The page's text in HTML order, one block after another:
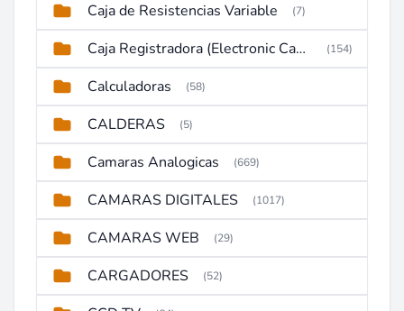
Caja de Resistencias Variable (7)
Caja Registradora (Electronic Cash Register) (154)
Calculadoras (58)
CALDERAS (5)
Camaras Analogicas (669)
CAMARAS DIGITALES (1017)
CAMARAS WEB (29)
CARGADORES (52)